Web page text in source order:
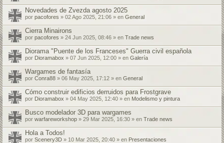
Novedades de Zvezda agosto 2025
por pacofores » 02 Ago 2025, 21:06 » en General
Cierra Minairons
por pacofores » 24 Jun 2025, 08:46 » en Trade news
Diorama "Puente de los Franceses" Guerra civil española
por Dioramabox » 07 Jun 2025, 12:00 » en Galería
Wargames de fantasía
por Conra88 » 06 May 2025, 17:12 » en General
Cómo construir edificios derruidos para Frostgrave
por Dioramabox » 04 May 2025, 12:40 » en Modelismo y pintura
Busco modelador 3D para wargames
por warfareworkshop » 29 Mar 2025, 16:30 » en Trade news
Hola a Todos!
por Scenery3D » 10 Mar 2025, 20:40 » en Presentaciones